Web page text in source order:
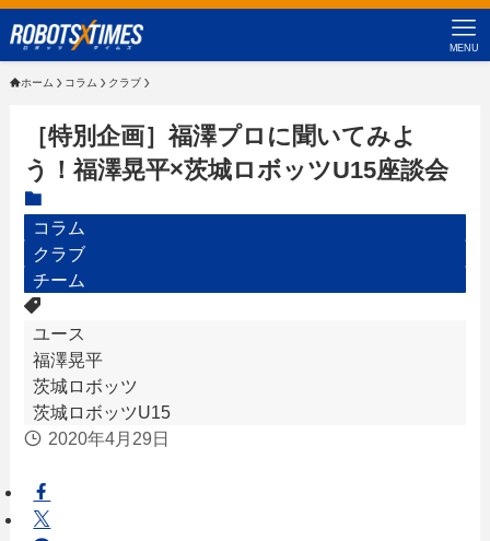
MENU
ホーム コラム クラブ
［特別企画］福澤プロに聞いてみよ
う！福澤晃平×茨城ロボッツU15座談会
コラム
クラブ
チーム
ユース
福澤晃平
茨城ロボッツ
茨城ロボッツU15
2020年4月29日